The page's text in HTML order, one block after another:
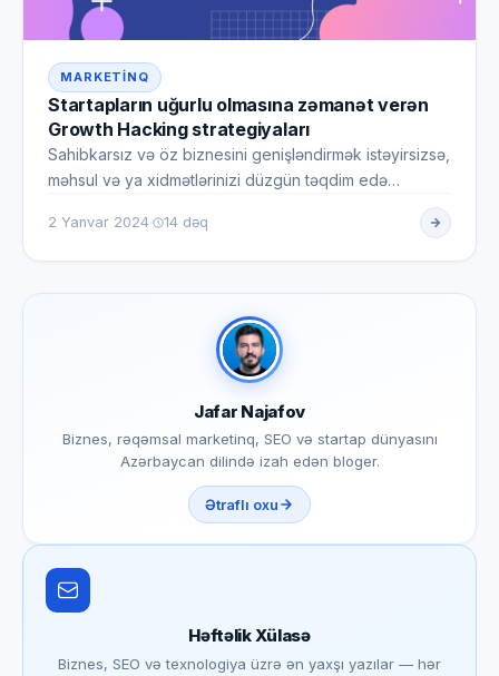
MARKETINQ
Startapların uğurlu olmasına zəmanət verən
Growth Hacking strategiyaları
Sahibkarsız və öz biznesini genişləndirmək istəyirsizsə,
məhsul və ya xidmətlərinizi düzgün təqdim edə
2 Yanvar 2024· 14 dəq
Jafar Najafov
Biznes, rəqəmsal marketinq, SEO və startap dünyasını
Azərbaycan dilində izah edən bloger.
Ətraflı oxu
Həftəlik Xülasə
Biznes, SEO və texnologiya üzrə ən yaxşı yazılar — hər